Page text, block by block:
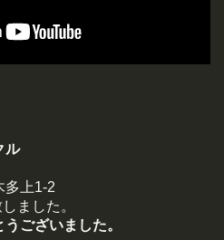
ル
多上1-2
ました。
ございました。